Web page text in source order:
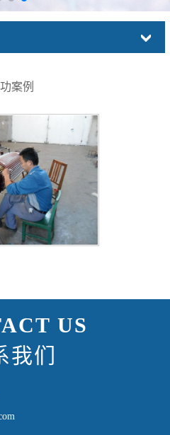
案例
US
我们